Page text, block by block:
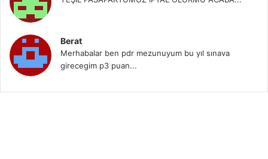
Berat
Merhabalar ben pdr mezunuyum bu yıl sınava
girecegim p3 puan...